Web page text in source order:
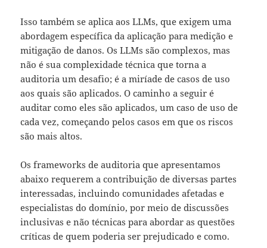
Isso também se aplica aos LLMs, que exigem uma
abordagem específica da aplicação para medição e
mitigação de danos. Os LLMs são complexos, mas
não é sua complexidade técnica que torna a
auditoria um desafio; é a miríade de casos de uso
aos quais são aplicados. O caminho a seguir é
auditar como eles são aplicados, um caso de uso de
cada vez, começando pelos casos em que os riscos
são mais altos.
Os frameworks de auditoria que apresentamos
abaixo requerem a contribuição de diversas partes
interessadas, incluindo comunidades afetadas e
especialistas do domínio, por meio de discussões
inclusivas e não técnicas para abordar as questões
críticas de quem poderia ser prejudicado e como.